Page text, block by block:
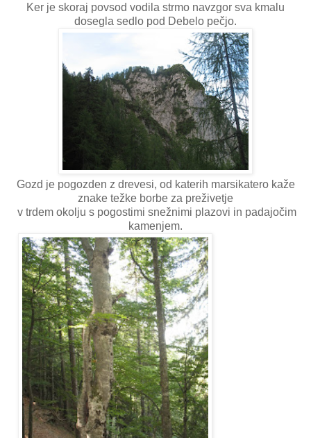
Ker je skoraj povsod vodila strmo navzgor sva kmalu
dosegla sedlo pod Debelo pečjo.
Gozd je pogozden z drevesi, od katerih marsikatero kaže
znake težke borbe za preživetje
v trdem okolju s pogostimi snežnimi plazovi in padajočim
kamenjem.